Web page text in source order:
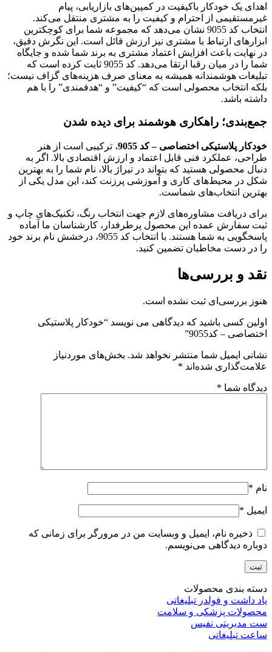
اهدای یک خودکار باکیفیت در کمپین‌های بازاریابی، پیام
غیرمستقیمی از احترام و کیفیت را به مشتری منتقل می‌کند.
انتخاب کد 9055 نشان می‌دهد که مجموعه شما برای کوچکترین
ابزارهای ارتباط با مشتری نیز ارزش قائل است. این نگرش دقیق،
در نهایت باعث افزایش اعتماد مشتری به برند شما شده و جایگاه
شما را در میان رقبا ارتقا می‌دهد. کد 9055 ثابت کرده است که
تبلیغات هوشمندانه همیشه به معنای صرف هزینه‌های گزاف نیست؛
بلکه انتخاب محصولی است که “کیفیت” و “هدفمندی” را با هم
داشته باشد.
جمع‌بندی؛ راهکاری هوشمند برای دیده شدن
خودکار پلاستیکی اختصاصی – کد 9055
، ترکیبی است از هنر
طراحی، عملکرد فنی قابل اعتماد و ارزش اقتصادی بالا. اگر به
دنبال محصولی هستید که بتواند در تیراژ بالا، نام شما را به بهترین
شکل در محیط‌های کاری و آموزشی پرزنت کند، این مدل یکی از
بهترین انتخاب‌های شماست.
برای دریافت مشاوره‌های لازم جهت انتخاب رنگ، تکنیک‌های چاپ و
ثبت سفارش عمده این محصول پرطرفدار، کارشناسان ما آماده
پاسخگویی به شما هستند. با انتخاب کد 9055، درخشش نام برند خود
را در دست مخاطبان تضمین کنید.
نقد و بررسی‌ها
هنوز بررسی‌ای ثبت نشده است.
اولین کسی باشید که دیدگاهی می نویسد “خودکار پلاستیکی
اختصاصی – کد9055”
نشانی ایمیل شما منتشر نخواهد شد. بخش‌های موردنیاز
علامت‌گذاری شده‌اند *
دیدگاه شما *
نام *
ایمیل *
ذخیره نام، ایمیل و وبسایت من در مرورگر برای زمانی که
دوباره دیدگاهی می‌نویسم.
دسته بندی محصولات
یاد داشت و فولدر تبلیغاتی
محصولات پزشکی و سلامت
ست مدیریتی نفیس
ساعت تبلیغاتی